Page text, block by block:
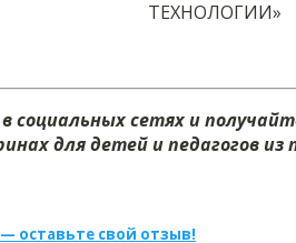
ТЕХНОЛОГИИ»
социальных сетях и
для детей и педагогов из
оставьте свой отзыв!